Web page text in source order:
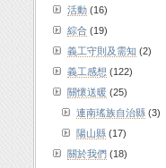
活動 (16)
綜合 (19)
義工守則及需知 (2)
義工感想 (122)
關懷送暖 (25)
連南瑤族自治縣 (3)
陽山縣 (17)
關於我們 (18)